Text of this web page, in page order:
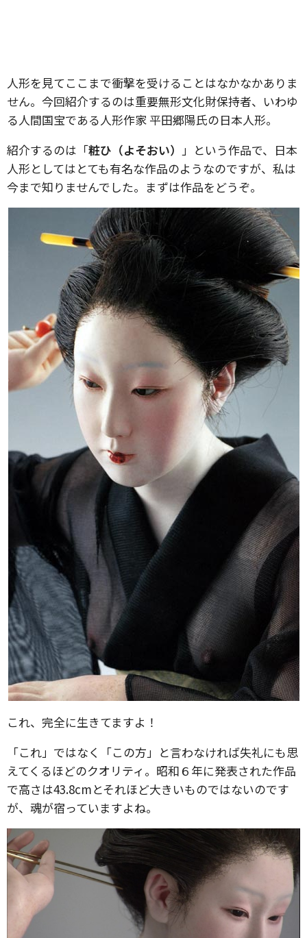
人形を見てここまで衝撃を受けることはなかなかありま
せん。今回紹介するのは重要無形文化財保持者、いわゆ
る人間国宝である人形作家 平田郷陽氏の日本人形。
紹介するのは「粧ひ（よそおい） 」という作品で、日本
人形としてはとても有名な作品のようなのですが、私は
今まで知りませんでした。まずは作品をどうぞ。
これ、完全に生きてますよ！
「これ」ではなく「この方」と言わなければ失礼にも思
えてくるほどのクオリティ。昭和６年に発表された作品
で高さは43.8cmとそれほど大きいものではないのです
が、魂が宿っていますよね。